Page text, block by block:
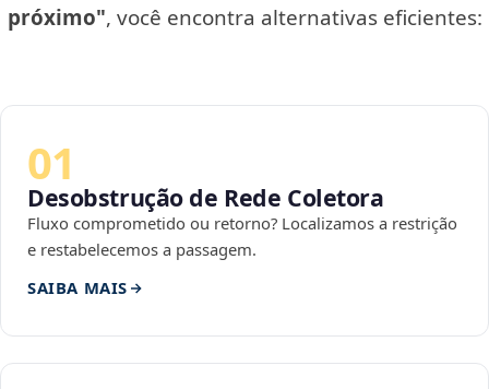
próximo", você encontra alternativas eficientes:
01
Desobstrução de Rede Coletora
Fluxo comprometido ou retorno? Localizamos a restrição
e restabelecemos a passagem.
SAIBA MAIS